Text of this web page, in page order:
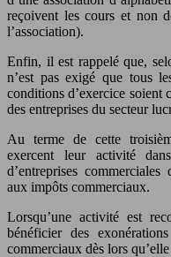
reçoivent les cours et non
l’association).
Enfin, il est rappelé que,
n’est pas exigé que tous
conditions d’exercice soient
des entreprises du secteur
Au terme de cette
exercent leur activité
d’entreprises
aux impôts commerciaux.
Lorsqu’une activité est
bénéficier des
commerciaux dès lors